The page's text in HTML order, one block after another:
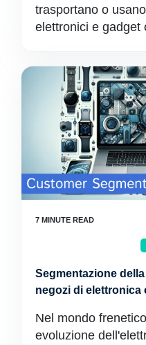
trasportano o
elettronici e gadget
Segmentazione
negozi di elettronica
Nel mondo
evoluzione